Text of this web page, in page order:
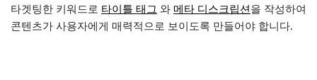
타겟팅한 키워드로 타이틀 태그 와 메타 디스크립션을 작성하여
콘텐츠가 사용자에게 매력적으로 보이도록 만들어야 합니다.